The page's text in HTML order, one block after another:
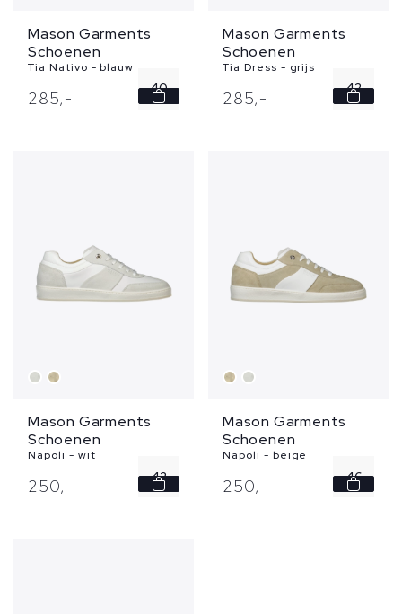
Mason Garments
Schoenen
Tia Nativo - blauw
285,- 40
...
Mason Garments
Schoenen
Tia Dress - grijs
285,- 42
Mason Garments
Schoenen
Napoli - wit
250,- 42
Mason Garments
Schoenen
Napoli - beige
250,- 46